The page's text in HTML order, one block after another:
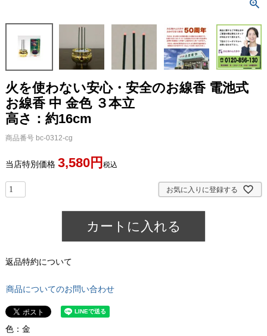
火を使わない安心・安全のお線香 電池式
お線香 中 金色 ３本立
高さ：約16cm
商品番号 bc-0312-cg
当店特別価格 3,580 税込
お気に入りに登録する
カートに入れる
返品特約について
商品についてのお問い合わせ
色：金